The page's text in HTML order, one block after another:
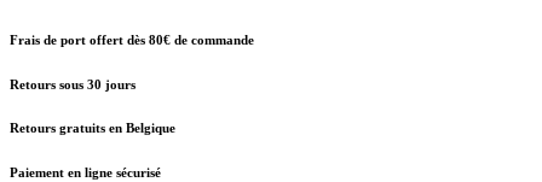
Frais de port offert dès 80€ de commande
Retours sous 30 jours
Retours gratuits en Belgique
Paiement en ligne sécurisé